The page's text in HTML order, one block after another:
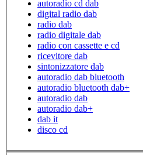
autoradio cd dab
digital radio dab
radio dab
radio digitale dab
radio con cassette e cd
ricevitore dab
sintonizzatore dab
autoradio dab bluetooth
autoradio bluetooth dab+
autoradio dab
autoradio dab+
dab it
disco cd